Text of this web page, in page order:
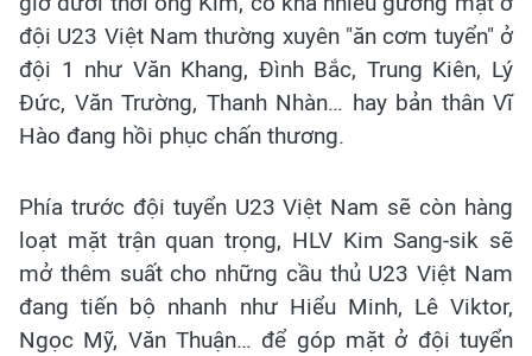
đội U23 Việt Nam thường xuyên "ăn cơm tuyển" ở
đội 1 như Văn Khang, Đình Bắc, Trung Kiên, Lý
Đức, Văn Trường, Thanh Nhàn… hay bản thân Vĩ
Hào đang hồi phục chấn thương.
Phía trước đội tuyển U23 Việt Nam sẽ còn hàng
loạt mặt trận quan trọng, HLV Kim Sang-sik sẽ
mở thêm suất cho những cầu thủ U23 Việt Nam
đang tiến bộ nhanh như Hiểu Minh, Lê Viktor,
Ngọc Mỹ, Văn Thuận… để góp mặt ở đội tuyển